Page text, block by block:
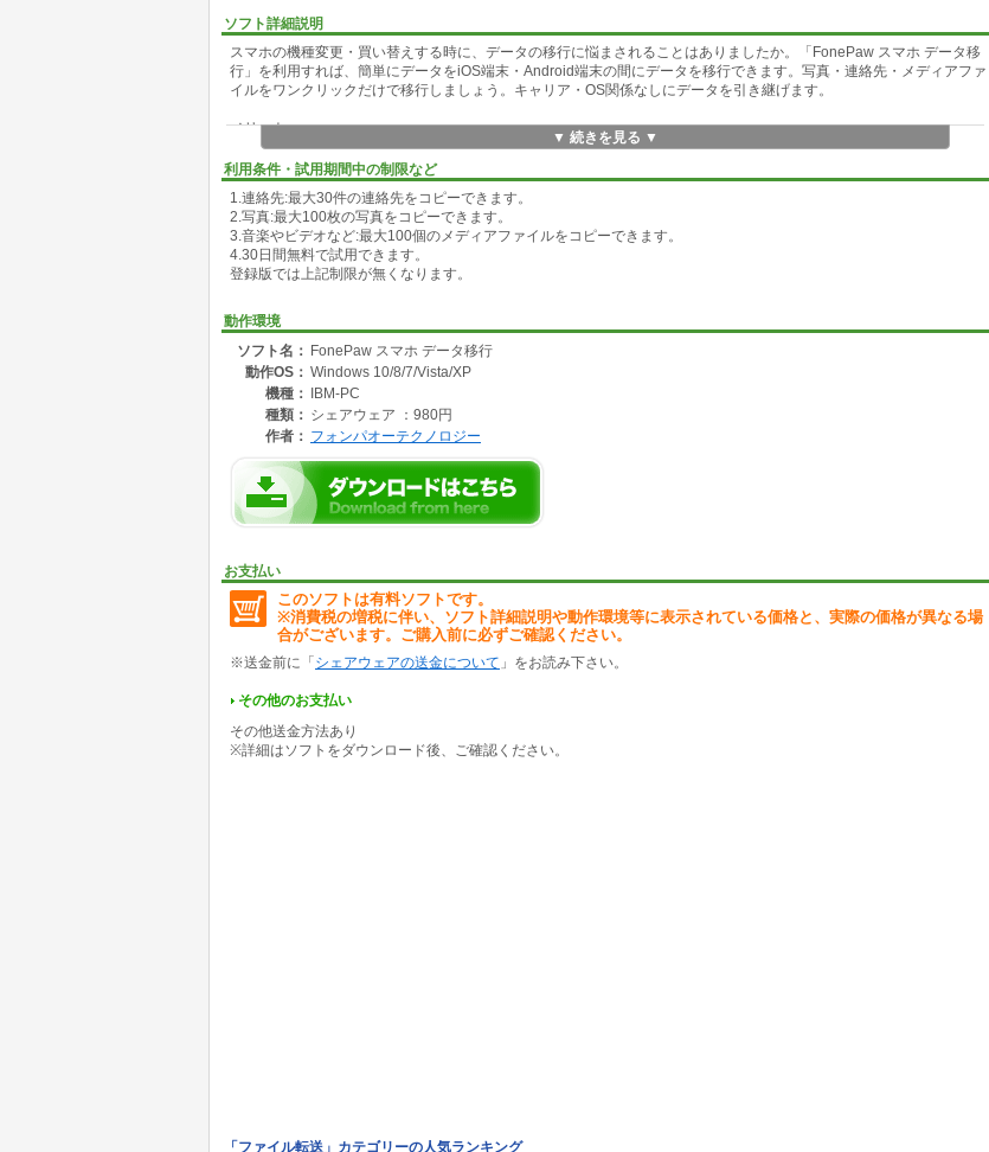
ソフト詳細説明
スマホの機種変更・買い替えする時に、データの移行に悩まされることはありましたか。「FonePaw スマホ データ移
行」を利用すれば、簡単にデータをiOS端末・Android端末の間にデータを移行できます。写真・連絡先・メディアファ
イルをワンクリックだけで移行しましょう。キャリア・OS関係なしにデータを引き継げます。
メリット:
1.iPhoneとiPhone、AndroidとAndroid、iPhoneとAndroidの間にデータを移行可能。OSが異なっても問題ありませ
ん。
2.写真、連絡先、メディアコンテンツをワンクリックで移行可能。
3.分かりやすい操作で一気に移行できる
動作環境:
【iOS】iOS 6、iOS 7、iOS 8、iOS 9と最新のiOS 10
【Android】 Android 2.3以降のバージョン
【CPU】1GHz Intel/AMD CPU またはそれ以上
【RAM】512 MB またはそれ以上 (1024MB 推薦)
【解像度】1024×768 ディスプレイ またはそれ以上
【ハードディスク容量】1G以上の空き領域
【その他】Apple デバイスドライバ及びiTunesをインストール済み
製品ページ:
▼ 続きを見る ▼
利用条件・試用期間中の制限など
1.連絡先:最大30件の連絡先をコピーできます。
2.写真:最大100枚の写真をコピーできます。
3.音楽やビデオなど:最大100個のメディアファイルをコピーできます。
4.30日間無料で試用できます。
登録版では上記制限が無くなります。
動作環境
ソフト名： FonePaw スマホ データ移行
動作OS： Windows 10/8/7/Vista/XP
機種：
IBM-PC
種類： シェアウェア ：980円
作者： フォンパオーテクノロジー
お支払い
このソフトは有料ソフトです。
※消費税の増税に伴い、ソフト詳細説明や動作環境等に表示されている価格と、実際の価格が異なる場
合がございます。ご購入前に必ずご確認ください。
※送金前に「 シェアウェアの送金について 」をお読み下さい。
その他のお支払い
その他送金方法あり
※詳細はソフトをダウンロード後、ご確認ください。
「ファイル転送」カテゴリーの人気ランキング